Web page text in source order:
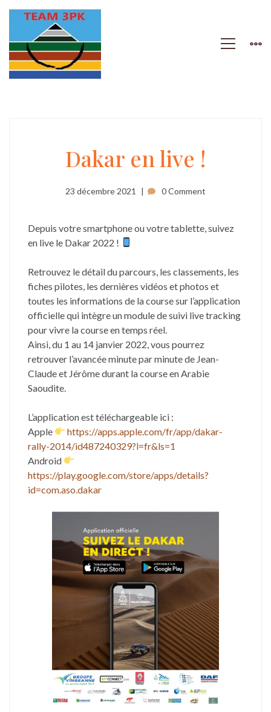
Dakar
live
!
Dakar en live !
23 décembre 2021 0 Comment
Depuis votre smartphone ou votre tablette, suivez
en live le Dakar 2022 !
Retrouvez le détail du parcours, les classements, les
fiches pilotes, les dernières vidéos et photos et
toutes les informations de la course sur l’application
officielle qui intègre un module de suivi live tracking
pour vivre la course en temps réel.
Ainsi, du 1 au 14 janvier 2022, vous pourrez
retrouver l’avancée minute par minute de Jean-
Claude et Jérôme durant la course en Arabie
Saoudite.
L’application est téléchargeable ici :
Apple
https://apps.apple.com/fr/app/dakar-
rally-2014/id487240329?l=fr&ls=1
Android
https://play.google.com/store/apps/details?
id=com.aso.dakar